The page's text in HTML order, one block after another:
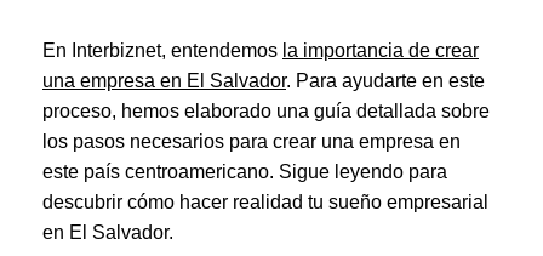
En Interbiznet, entendemos la importancia de crear
una empresa en El Salvador. Para ayudarte en este
proceso, hemos elaborado una guía detallada sobre
los pasos necesarios para crear una empresa en
este país centroamericano. Sigue leyendo para
descubrir cómo hacer realidad tu sueño empresarial
en El Salvador.